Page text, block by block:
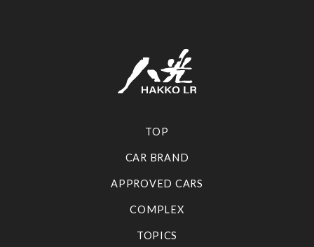
TOP
CAR BRAND
APPROVED CARS
COMPLEX
TOPICS